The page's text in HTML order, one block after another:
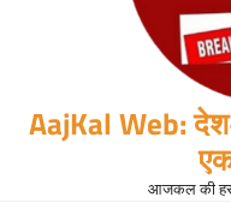
AajKal Web:
आजकल की हर